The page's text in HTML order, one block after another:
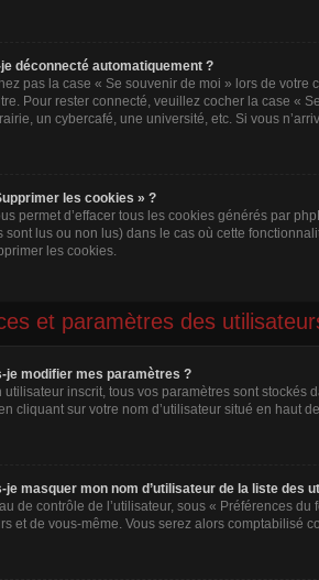
déconnecté automatiquement ?
pas la case « Se souvenir de moi » lors de
Pour rester connecté, veuillez cocher la case «
un cybercafé, une université, etc. Si vous
les cookies » ?
permet d’effacer tous les cookies générés par
sont lus ou non lus) dans le cas où cette
les cookies.
et paramètres des
je modifier mes paramètres ?
utilisateur inscrit, tous vos paramètres sont
cliquant sur votre nom d’utilisateur situé en haut
je masquer mon nom d’utilisateur de la liste des
de contrôle de l’utilisateur, sous « Préférences
et de vous-même. Vous serez alors comptabilisé